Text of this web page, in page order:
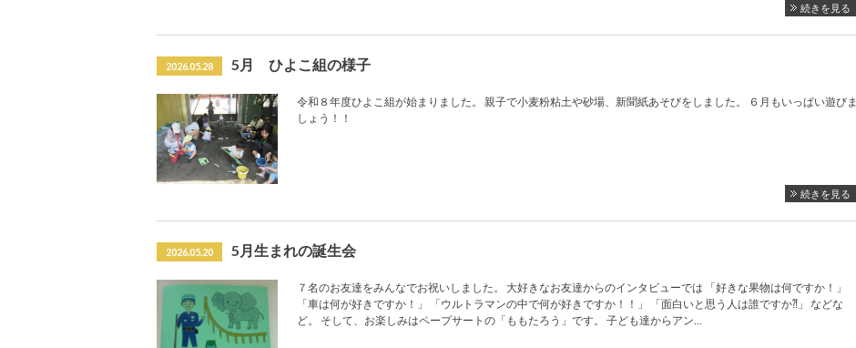
続きを見る
2026.05.28 5月 ひよこ組の様子
令和８年度ひよこ組が始まりました。 親子で小麦粉粘土や砂場、新聞紙あそびをしました。 ６月もいっぱい遊びま
しょう！！
続きを見る
2026.05.20 5月生まれの誕生会
７名のお友達をみんなでお祝いしました。 大好きなお友達からのインタビューでは 「好きな果物は何ですか！」
「車は何が好きですか！」 「ウルトラマンの中で何が好きですか！！」 「面白いと思う人は誰ですか⁈」 などな
ど。 そして、お楽しみはペープサートの「ももたろう」です。 子ども達からアン…